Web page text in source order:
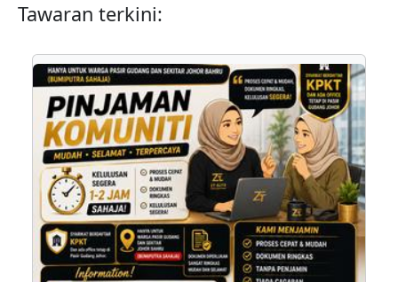
Tawaran terkini: